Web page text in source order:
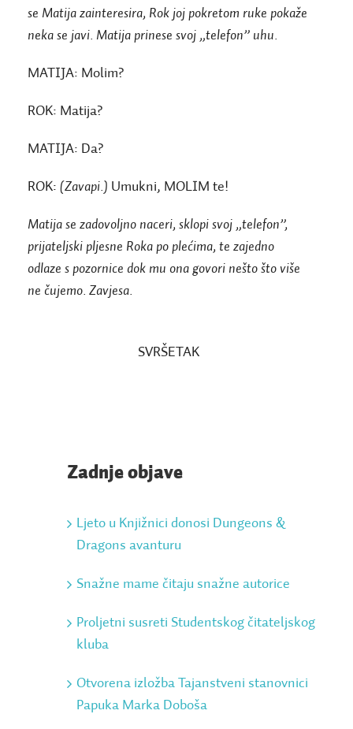
se Matija zainteresira, Rok joj pokretom ruke pokaže
neka se javi. Matija prinese svoj „telefon” uhu.
MATIJA: Molim?
ROK: Matija?
MATIJA: Da?
ROK: (Zavapi.) Umukni, MOLIM te!
Matija se zadovoljno naceri, sklopi svoj „telefon”,
prijateljski pljesne Roka po plećima, te zajedno
odlaze s pozornice dok mu ona govori nešto što više
ne čujemo. Zavjesa.
SVRŠETAK
Zadnje objave
Ljeto u Knjižnici donosi Dungeons &
Dragons avanturu
Snažne mame čitaju snažne autorice
Proljetni susreti Studentskog čitateljskog
kluba
Otvorena izložba Tajanstveni stanovnici
Papuka Marka Doboša